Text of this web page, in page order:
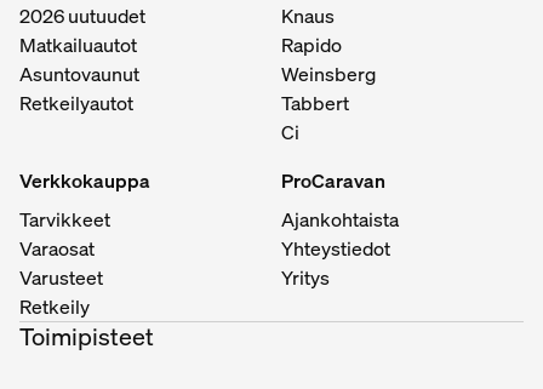
2026 uutuudet
Matkailuautot
Asuntovaunut
Retkeilyautot
Knaus
Rapido
Weinsberg
Tabbert
Ci
Verkkokauppa
Tarvikkeet
Varaosat
Varusteet
Retkeily
ProCaravan
Ajankohtaista
Yhteystiedot
Yritys
Toimipisteet